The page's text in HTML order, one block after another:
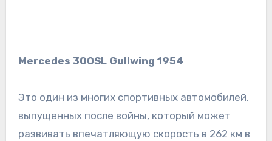
Mercedes 300SL Gullwing 1954
Это один из многих спортивных автомобилей,
выпущенных после войны, который может
развивать впечатляющую скорость в 262 км в